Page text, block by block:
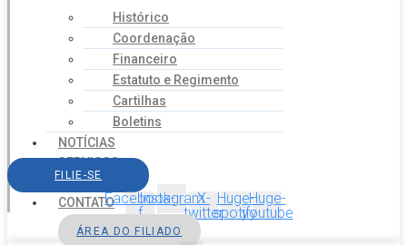
Histórico
Coordenação
Financeiro
Estatuto e Regimento
Cartilhas
Boletins
NOTÍCIAS
SERVIÇOS
AGENDA
CONTATO
FILIE-SE
Facebook-
f
InstagramX-
twitter
Huge-
spotify
Huge-
youtube
ÁREA DO FILIADO